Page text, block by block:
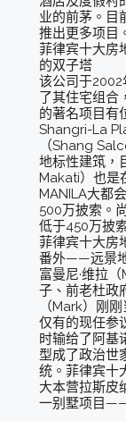
业的前茅。目
推出更多项目
菲律宾十大房
的双子塔
该公司于
了其住宅组合
的著名项目有
Shangri-La
（Shang
地标性建筑，
Makati）也是
MANILA大都
500万披索。
低于450万披
菲律宾十大房
番外——远景
富曼尼·维拉
子、前老杜政
（Mark）刚
仅有的现任参
时输给了阿基
型成了政治世
统。菲律宾十
大本营拉斯皮
一别墅项目